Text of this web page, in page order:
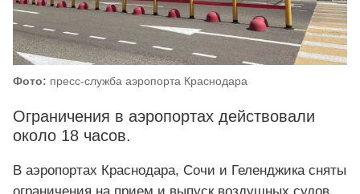
Фото: пресс-служба аэропорта Краснодара
Ограничения в аэропортах действовали
около 18 часов.
В аэропортах Краснодара, Сочи и Геленджика сняты